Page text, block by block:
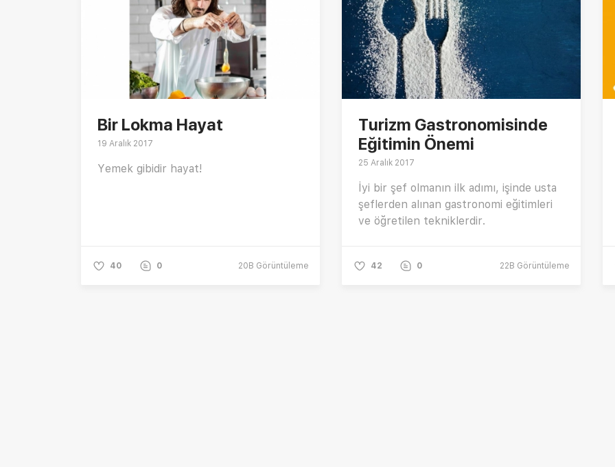
Bir Lokma Hayat
19 Aralık 2017
Yemek gibidir hayat!
40 0 20B Görüntüleme
Turizm Gastronomisinde
Eğitimin Önemi
25 Aralık 2017
İyi bir şef olmanın ilk adımı, işinde usta
şeflerden alınan gastronomi eğitimleri
ve öğretilen tekniklerdir.
42 0 22B Görüntüleme